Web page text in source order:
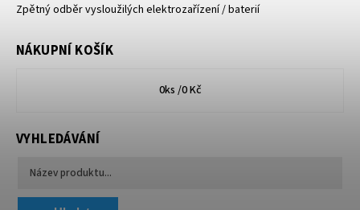
Zpětný odběr vysloužilých elektrozařízení / baterií
NÁKUPNÍ KOŠÍK
0ks /0 Kč
VYHLEDÁVÁNÍ